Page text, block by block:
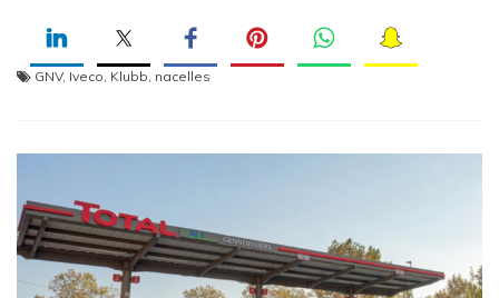
GNV, Iveco Klubb nacelles